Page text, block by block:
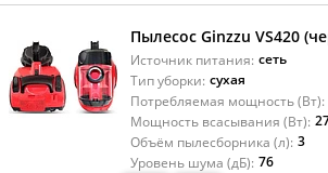
Пылесос Ginzzu VS420
Источник питания: сеть
Тип уборки: сухая
Потребляемая мощность (Вт):
Мощность всасывания (Вт):
Объём пылесборника (л): 3
Уровень шума (дБ): 76